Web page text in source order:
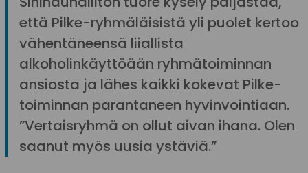
että Pilke-ryhmäläisistä yli puolet kertoo
vähentäneensä liiallista
alkoholinkäyttöään ryhmätoiminnan
ansiosta ja lähes kaikki kokevat Pilke-
toiminnan parantaneen hyvinvointiaan.
”Vertaisryhmä on ollut aivan ihana. Olen
saanut myös uusia ystäviä.”